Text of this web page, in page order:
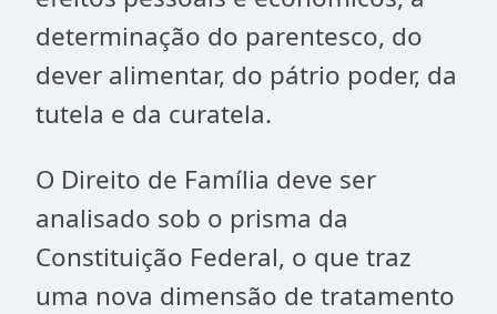
determinação do parentesco, do
dever alimentar, do pátrio poder, da
tutela e da curatela.
O Direito de Família deve ser
analisado sob o prisma da
Constituição Federal, o que traz
uma nova dimensão de tratamento